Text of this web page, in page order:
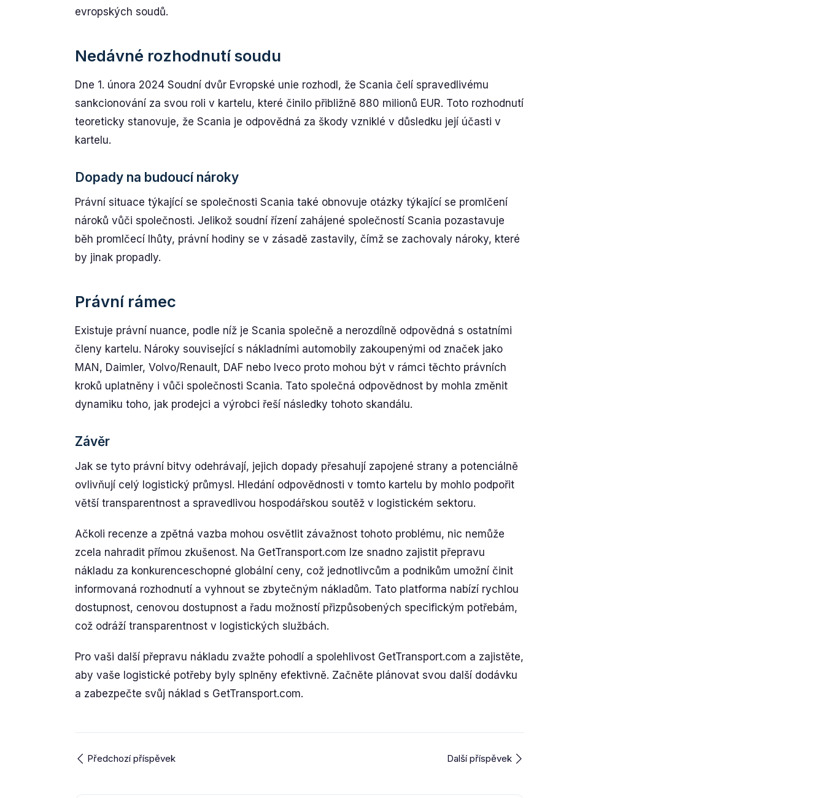
evropských soudů.
Nedávné rozhodnutí soudu
Dne 1. února 2024 Soudní dvůr Evropské unie rozhodl, že Scania čelí spravedlivému
sankcionování za svou roli v kartelu, které činilo přibližně 880 milionů EUR. Toto rozhodnutí
teoreticky stanovuje, že Scania je odpovědná za škody vzniklé v důsledku její účasti v
kartelu.
Dopady na budoucí nároky
Právní situace týkající se společnosti Scania také obnovuje otázky týkající se promlčení
nároků vůči společnosti. Jelikož soudní řízení zahájené společností Scania pozastavuje
běh promlčecí lhůty, právní hodiny se v zásadě zastavily, čímž se zachovaly nároky, které
by jinak propadly.
Právní rámec
Existuje právní nuance, podle níž je Scania společně a nerozdílně odpovědná s ostatními
členy kartelu. Nároky související s nákladními automobily zakoupenými od značek jako
MAN, Daimler, Volvo/Renault, DAF nebo Iveco proto mohou být v rámci těchto právních
kroků uplatněny i vůči společnosti Scania. Tato společná odpovědnost by mohla změnit
dynamiku toho, jak prodejci a výrobci řeší následky tohoto skandálu.
Závěr
Jak se tyto právní bitvy odehrávají, jejich dopady přesahují zapojené strany a potenciálně
ovlivňují celý logistický průmysl. Hledání odpovědnosti v tomto kartelu by mohlo podpořit
větší transparentnost a spravedlivou hospodářskou soutěž v logistickém sektoru.
Ačkoli recenze a zpětná vazba mohou osvětlit závažnost tohoto problému, nic nemůže
zcela nahradit přímou zkušenost. Na GetTransport.com lze snadno zajistit přepravu
nákladu za konkurenceschopné globální ceny, což jednotlivcům a podnikům umožní činit
informovaná rozhodnutí a vyhnout se zbytečným nákladům. Tato platforma nabízí rychlou
dostupnost, cenovou dostupnost a řadu možností přizpůsobených specifickým potřebám,
což odráží transparentnost v logistických službách.
Pro vaši další přepravu nákladu zvažte pohodlí a spolehlivost GetTransport.com a zajistěte,
aby vaše logistické potřeby byly splněny efektivně. Začněte plánovat svou další dodávku
a zabezpečte svůj náklad s GetTransport.com.
Předchozí příspěvek Další příspěvek